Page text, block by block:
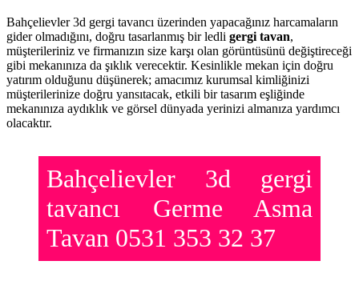
Bahçelievler 3d gergi tavancı üzerinden yapacağınız harcamaların
gider olmadığını, doğru tasarlanmış bir ledli gergi tavan,
müşterileriniz ve firmanızın size karşı olan görüntüsünü değiştireceği
gibi mekanınıza da şıklık verecektir. Kesinlikle mekan için doğru
yatırım olduğunu düşünerek; amacımız kurumsal kimliğinizi
müşterilerinize doğru yansıtacak, etkili bir tasarım eşliğinde
mekanınıza aydıklık ve görsel dünyada yerinizi almanıza yardımcı
olacaktır.
Bahçelievler 3d gergi
tavancı Germe Asma
Tavan 0531 353 32 37